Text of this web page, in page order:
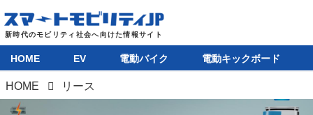
HOME EV 電動バイク 電動キックボード
HOME リース